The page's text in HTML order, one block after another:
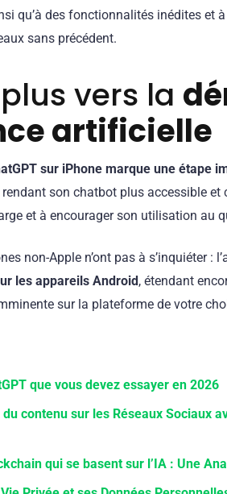
qu’à des fonctionnalités inédites et
sans précédent.
vers la
artificielle
sur iPhone marque une
rendant son chatbot plus accessible et
et à encourager son utilisation au
non-Apple n’ont pas à s’inquiéter :
les appareils Android, étendant
sur la plateforme de votre
que vous devez essayer en 2026
contenu sur les Réseaux Sociaux
qui se basent sur l’IA : Une